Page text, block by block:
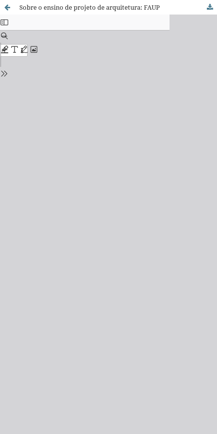
Sobre o ensino de projeto de arquitetura: FAUP